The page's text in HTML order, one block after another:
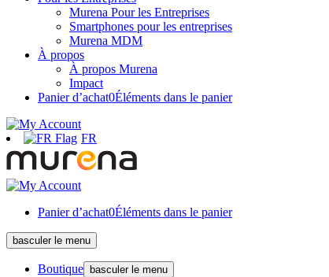
Murena Pour les Entreprises
Smartphones pour les entreprises
Murena MDM
À propos
À propos Murena
Impact
Panier d’achat0Éléments dans le panier
FR
Panier d’achat0Éléments dans le panier
basculer le menu
Boutique basculer le menu